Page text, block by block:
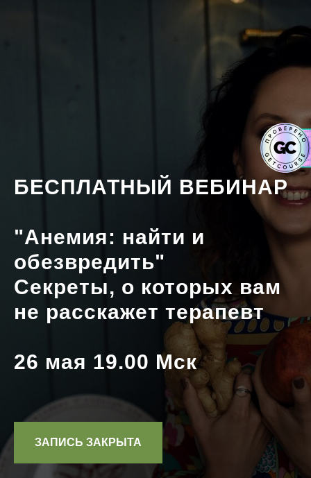
БЕСПЛАТНЫЙ ВЕБИНАР
"Анемия: найти и
обезвредить"
Секреты, о которых вам
не расскажет терапевт
26 мая 19.00 Мск
ЗАПИСЬ ЗАКРЫТА